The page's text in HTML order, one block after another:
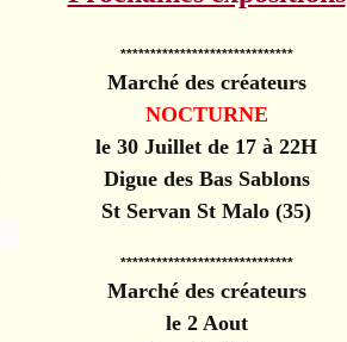
*****************************
Marché des créateurs
NOCTURNE
le 30 Juillet de 17 à 22H
Digue des Bas Sablons
St Servan St Malo (35)
*****************************
Marché des créateurs
le 2 Aout